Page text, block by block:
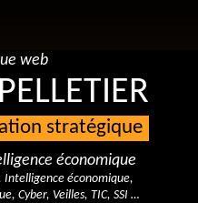
web
stratégique
économique
Intelligence économique,
Cyber, Veilles, TIC, SSI …